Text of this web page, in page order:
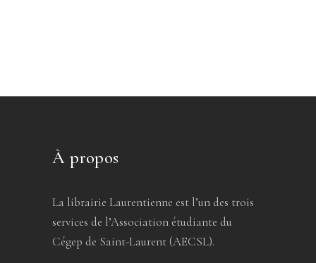
À propos
La librairie Laurentienne est l’un des trois
services de l’Association étudiante du
Cégep de Saint-Laurent (AECSL).